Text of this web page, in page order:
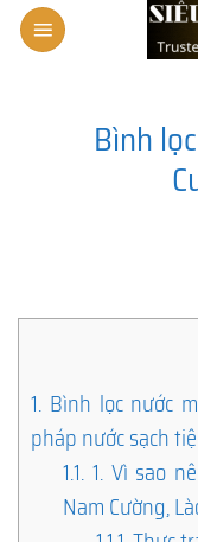
Skip
Bình
1. Bình lọc nước
pháp nước sạch
1.1. 1. Vì sao
Nam Cường,